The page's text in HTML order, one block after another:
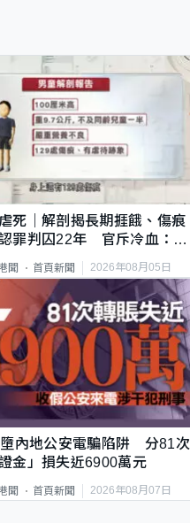
死｜解剖揭長期捱餓、傷痕
罪判囚22年 官斥冷血：同
聞 首頁新聞 2026年08月05日
內地公安電騙陷阱 分81次
金」損失近6900萬元
聞 首頁新聞 2026年08月07日